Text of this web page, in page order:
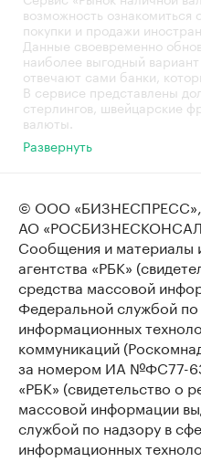
возможность ознакомиться
покупки и продажи
Данные своевременно
наиболее выгодный
отвечают сами банки,
В сервисе представлены
стерлингов, швейцарские
валюты.
Развернуть
© ООО «БИЗНЕСПРЕСС»,
АО
Сообщения и материалы
агентства «РБК»
средства массовой
Федеральной службой по
информационных
коммуникаций
за номером ИА №ФС77-
«РБК» (свидетельство о
массовой информации
службой по надзору в
информационных